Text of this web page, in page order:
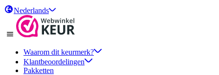
Nederlands
Waarom dit keurmerk?
Klantbeoordelingen
Pakketten